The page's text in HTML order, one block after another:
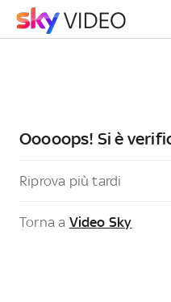
Ooooops! Si è
Riprova più tardi
Torna a Video Sky